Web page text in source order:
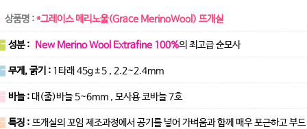
상품명 :*그레이스 메리노울(Grace MerinoWool) 뜨개실
- 성분 : New Merino Wool Extrafine 100%의 최고급 순모사
- 무게, 굵기 : 1타래 45g±5 , 2.2~2.4mm
- 바늘 :대(줄)바늘 5~6mm , 모사용 코바늘 7호
- 특징 : 뜨개실의 꼬임 제조과정에서 공기를 넣어 가벼움과 함께 매우 포근하고 부드